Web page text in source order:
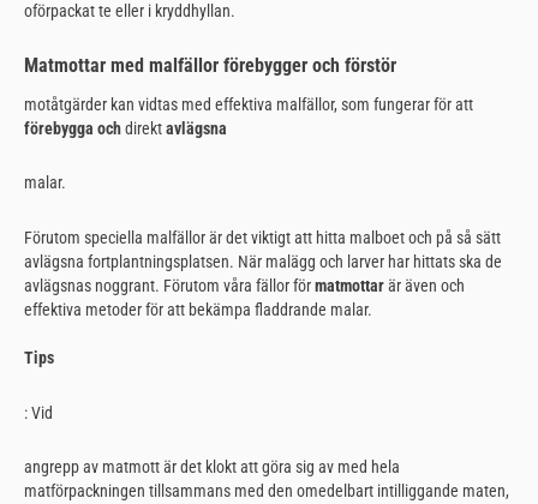
oförpackat te eller i kryddhyllan.
Matmottar med malfällor förebygger och förstör
motåtgärder kan vidtas med effektiva malfällor, som fungerar för att
förebygga ochdirektavlägsna
malar.
Förutom speciella malfällor är det viktigt att hitta malboet och på så sätt
avlägsna fortplantningsplatsen. När malägg och larver har hittats ska de
avlägsnas noggrant. Förutom våra fällor förmatmottarär även och
effektiva metoder för att bekämpa fladdrande malar.
Tips
: Vid
angrepp av matmott är det klokt att göra sig av med hela
matförpackningen tillsammans med den omedelbart intilliggande maten,